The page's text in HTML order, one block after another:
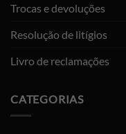
Trocas e devoluções
Resolução de litígios
Livro de reclamações
CATEGORIAS